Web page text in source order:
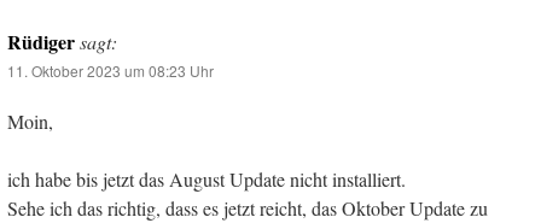
Rüdigersagt:
11. Oktober 2023 um 08:23 Uhr
Moin,
ich habe bis jetzt das August Update nicht installiert.
Sehe ich das richtig, dass es jetzt reicht, das Oktober Update zu